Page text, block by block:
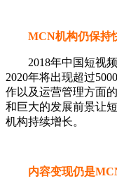
MCN机构仍保持
2018年中国短视频
2020年将出现超过
作以及运营管理方面
和巨大的发展前景让
机构持续增长。
内容变现仍是